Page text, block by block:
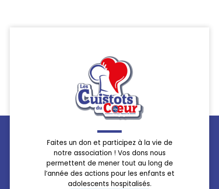
Faites un don et participez à la vie de
notre association ! Vos dons nous
permettent de mener tout au long de
l’année des actions pour les enfants et
adolescents hospitalisés.